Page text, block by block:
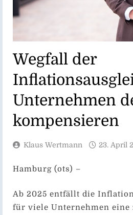
Wegfall der
Unternehmen
kompensieren
Klaus Wertmann 23. April
Hamburg (ots) –
Ab 2025 entfällt die
für viele Unternehmen eine